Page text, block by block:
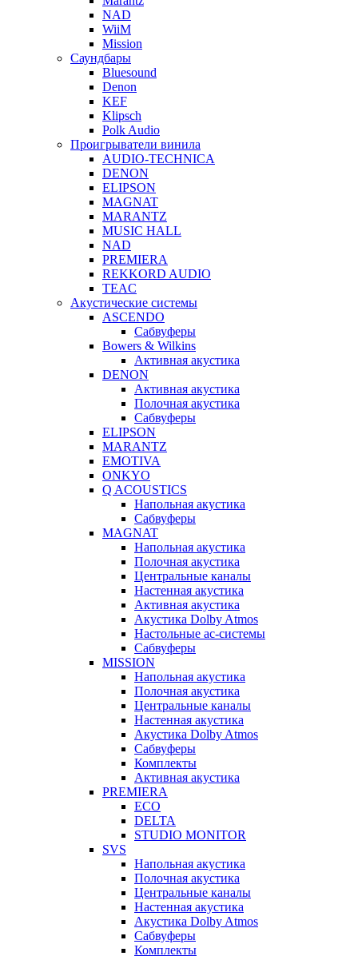
NAD
WiiM
Mission
Саундбары
Bluesound
Denon
KEF
Klipsch
Polk Audio
Проигрыватели винила
AUDIO-TECHNICA
DENON
ELIPSON
MAGNAT
MARANTZ
MUSIC HALL
NAD
PREMIERA
REKKORD AUDIO
TEAC
Акустические системы
ASCENDO
Сабвуферы
Bowers & Wilkins
Активная акустика
DENON
Активная акустика
Полочная акустика
Сабвуферы
ELIPSON
MARANTZ
EMOTIVA
ONKYO
Q ACOUSTICS
Напольная акустика
Сабвуферы
MAGNAT
Напольная акустика
Полочная акустика
Центральные каналы
Настенная акустика
Активная акустика
Акустика Dolby Atmos
Настольные ас-системы
Сабвуферы
MISSION
Напольная акустика
Полочная акустика
Центральные каналы
Настенная акустика
Акустика Dolby Atmos
Сабвуферы
Комплекты
Активная акустика
PREMIERA
ECO
DELTA
STUDIO MONITOR
SVS
Напольная акустика
Полочная акустика
Центральные каналы
Настенная акустика
Акустика Dolby Atmos
Сабвуферы
Комплекты